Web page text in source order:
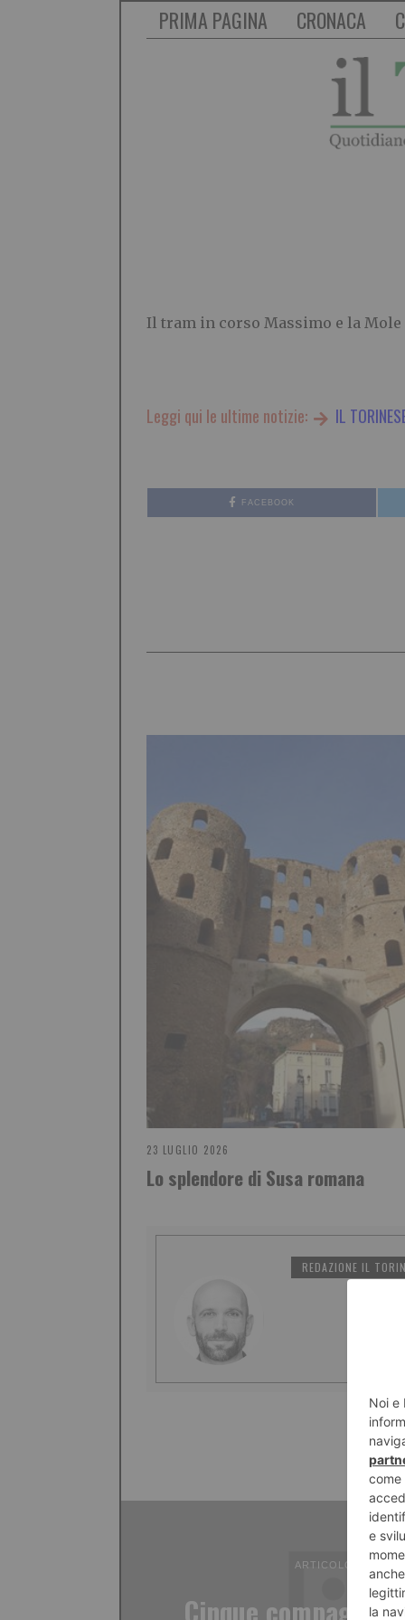
PRIMA PAGINA CRONACA
Il tram in corso Massimo e la
Leggi qui le ultime notizie: IL
FACEBOOK
23 LUGLIO 2026
Lo splendore di Susa romana
REDAZIONE IL
ARTICOLO
Cinque compagnie